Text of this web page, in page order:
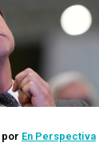
por En Perspectiva